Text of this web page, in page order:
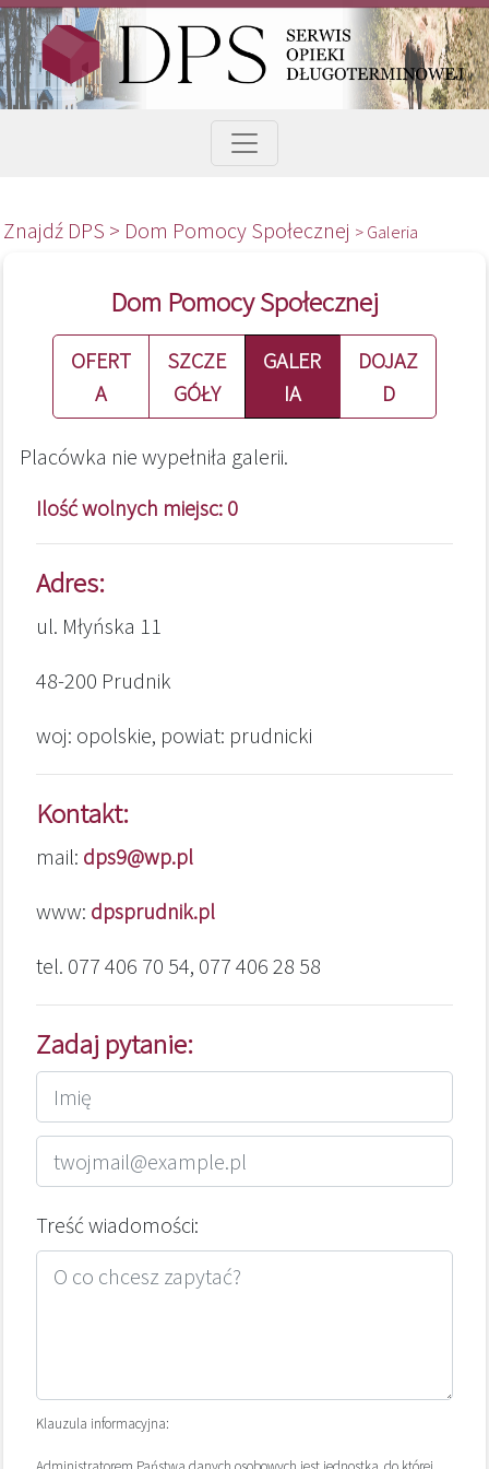
Znajdź DPS > Dom Pomocy Społecznej > Galeria
Dom Pomocy Społecznej
OFERT
A
SZCZE
GÓŁY
GALER
IA
DOJAZ
D
Placówka nie wypełniła galerii.
Ilość wolnych miejsc: 0
Adres:
ul. Młyńska 11
48-200 Prudnik
woj: opolskie, powiat: prudnicki
Kontakt:
mail: dps9@wp.pl
www: dpsprudnik.pl
tel. 077 406 70 54, 077 406 28 58
Zadaj pytanie:
Treść wiadomości:
Klauzula informacyjna: